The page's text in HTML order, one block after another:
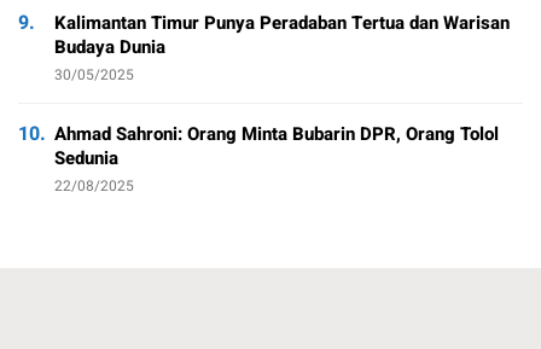
9.
Kalimantan Timur Punya Peradaban Tertua dan Warisan
Budaya Dunia
30/05/2025
10. Ahmad Sahroni: Orang Minta Bubarin DPR, Orang Tolol
Sedunia
22/08/2025